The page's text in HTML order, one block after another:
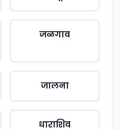
जळगाव
जालना
धाराशिव